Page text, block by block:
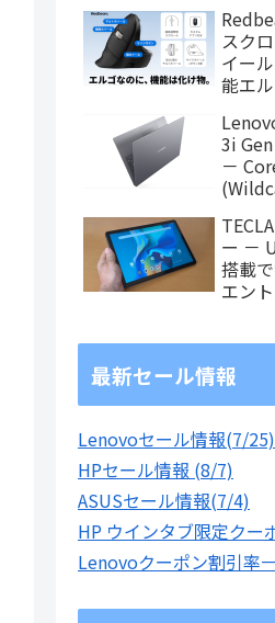
エイ
なせ
スク
イー
能エ
ィン
3i
－
ノート
ー －
搭載
エン
最新セール情報
Lenovoセール情報(7/25)
HPセール情報 (8/7)
ASUSセール情報(7/4)
HP ウインタブ限定クー
Lenovoクーポン割引率